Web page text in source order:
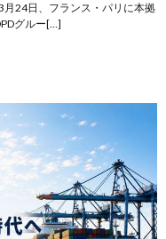
24日、フランス・パリに本拠
グルー[…]